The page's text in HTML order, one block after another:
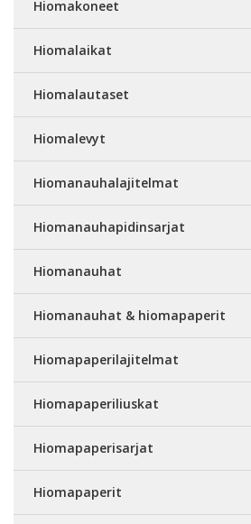
Hiomakoneet
Hiomalaikat
Hiomalautaset
Hiomalevyt
Hiomanauhalajitelmat
Hiomanauhapidinsarjat
Hiomanauhat
Hiomanauhat & hiomapaperit
Hiomapaperilajitelmat
Hiomapaperiliuskat
Hiomapaperisarjat
Hiomapaperit